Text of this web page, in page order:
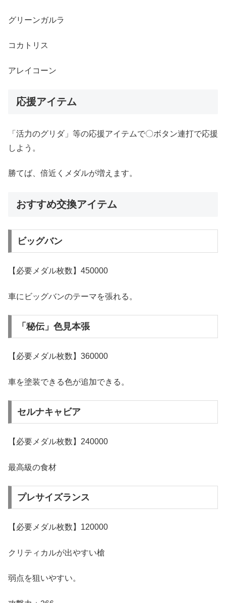
グリーンガルラ
コカトリス
アレイコーン
応援アイテム
「活力のグリダ」等の応援アイテムで〇ボタン連打で応援
しよう。
勝てば、倍近くメダルが増えます。
おすすめ交換アイテム
ビッグバン
【必要メダル枚数】450000
車にビッグバンのテーマを張れる。
「秘伝」色見本張
【必要メダル枚数】360000
車を塗装できる色が追加できる。
セルナキャビア
【必要メダル枚数】240000
最高級の食材
プレサイズランス
【必要メダル枚数】120000
クリティカルが出やすい槍
弱点を狙いやすい。